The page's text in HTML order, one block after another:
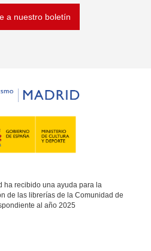
a nuestro boletín
ha recibido una ayuda para la
de las librerías de la Comunidad de
al año 2025